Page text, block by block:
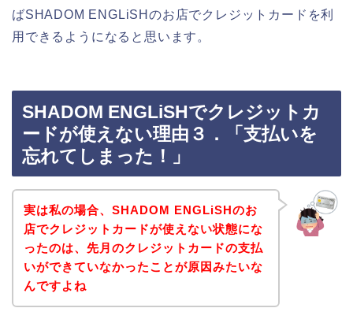
ばSHADOM ENGLiSHのお店でクレジットカードを利
用できるようになると思います。
SHADOM ENGLiSHでクレジットカ
ードが使えない理由３．「支払いを
忘れてしまった！」
実は私の場合、SHADOM ENGLiSHのお
店でクレジットカードが使えない状態にな
ったのは、先月のクレジットカードの支払
いができていなかったことが原因みたいな
んですよね